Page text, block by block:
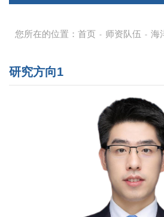
您所在的位置： 首页 - 师资队伍 - 海
研究方向1